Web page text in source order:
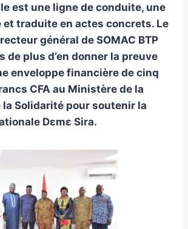
est une ligne de conduite, une
et traduite en actes concrets. Le
général de SOMAC BTP
de plus d’en donner la preuve
enveloppe financière de cinq
CFA au Ministère de la
la Solidarité pour soutenir la
Dɛmɛ Sira.